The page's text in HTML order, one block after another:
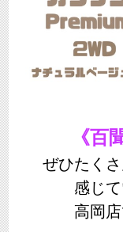
《百
ぜひたく
感じ
高岡